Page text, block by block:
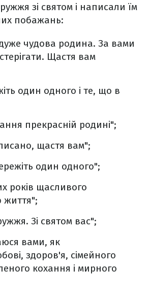
зі святом і написали їм
побажань:
чудова родина. За вами
Щастя вам
один одного і те, що в
прекрасній родині";
щастя вам";
один одного";
років щасливого
життя";
Зі святом вас";
вами, як
здоров'я, сімейного
кохання і мирного